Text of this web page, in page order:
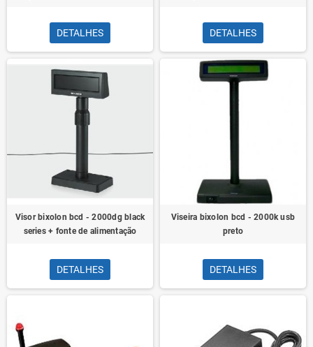
DETALHES DETALHES
Visor bixolon bcd - 2000dg black
series + fonte de alimentação
DETALHES
Viseira bixolon bcd - 2000k usb
preto
DETALHES